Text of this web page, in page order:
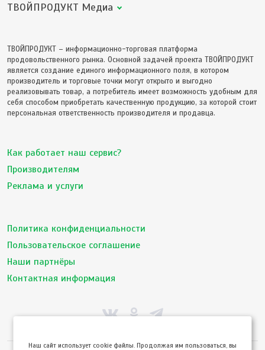
ТВОЙПРОДУКТ Медиа
ТВОЙПРОДУКТ – информационно-торговая платформа
продовольственного рынка. Основной задачей проекта ТВОЙПРОДУКТ
является создание единого информационного поля, в котором
производитель и торговые точки могут открыто и выгодно
реализовывать товар, а потребитель имеет возможность удобным для
себя способом приобретать качественную продукцию, за которой стоит
персональная ответственность производителя и продавца.
Как работает наш сервис?
Производителям
Реклама и услуги
Политика конфиденциальности
Пользовательское соглашение
Наши партнёры
Контактная информация
Hаш сайт использует cookie файлы. Продолжая им пользоваться, вы